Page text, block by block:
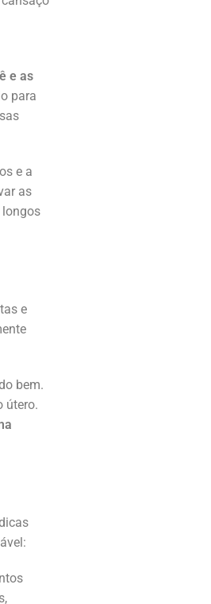
e as
para
e a
as
longos
e
bem.
útero.